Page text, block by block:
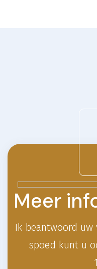
Meer
Ik beantwoord uw
spoed kunt u